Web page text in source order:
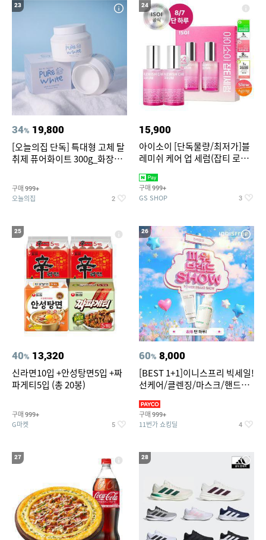
23
34% 19,800
[오늘의집 단독] 특대형 고체 탈
취제 퓨어화이트 300g_화장실
구매 999+
오늘의집 2
24
15,900
아이소이 [단독물량/최저가]블
레미쉬 케어 업 세럼(잡티 로즈
2027-04-24)
구매 999+
GS SHOP 3
25
40% 13,320
신라면10입 +안성탕면5입 +짜
파게티5입 (총 20봉)
구매 999+
G마켓 5
26
60% 8,000
[BEST 1+1]이니스프리 빅세일!
선케어/클렌징/마스크/핸드크
구매 999+
11번가 쇼킹딜 4
27 28